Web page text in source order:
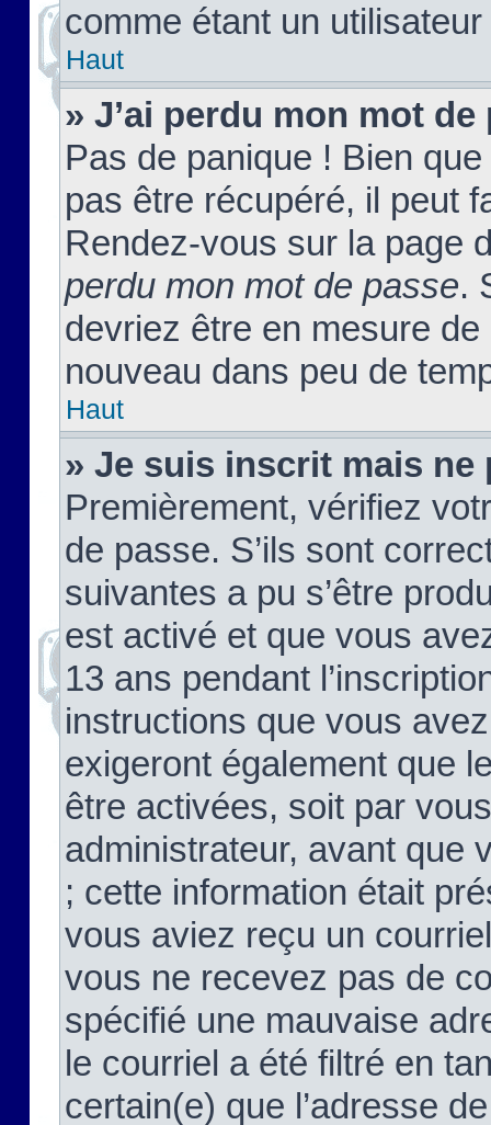
comme étant un
Haut
» J’ai perdu mon mot de
Pas de panique ! Bien
pas être récupéré, il peut
Rendez-vous sur la page
perdu mon mot de passe.
devriez être en mesure
nouveau dans peu de
Haut
» Je suis inscrit mais ne
Premièrement, vérifiez
de passe. S’ils sont
suivantes a pu s’être
est activé et que vous
13 ans pendant
instructions que vous
exigeront également que
être activées, soit par
administrateur, avant que
; cette information était
vous aviez reçu un
vous ne recevez pas de
spécifié une mauvaise
le courriel a été filtré en
certain(e) que l’adresse